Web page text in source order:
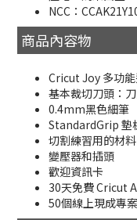
NCC：
商品內容物
Cricut Joy 多功
基本裁切刀頭：
0.4mm黑色細筆
StandardGrip 墊
切割練習用的材料
變壓器和插頭
歡迎資訊卡
30天免費 Cricut
50個線上現成專案